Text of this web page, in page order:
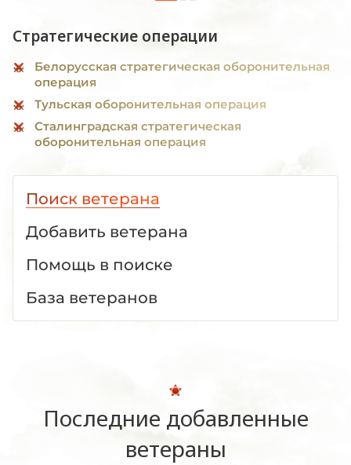
Стратегические операции
Белорусская стратегическая оборонительная
операция
Тульская оборонительная операция
Сталинградская стратегическая
оборонительная операция
Поиск ветерана
Добавить ветерана
Помощь в поиске
База ветеранов
Последние добавленные
ветераны